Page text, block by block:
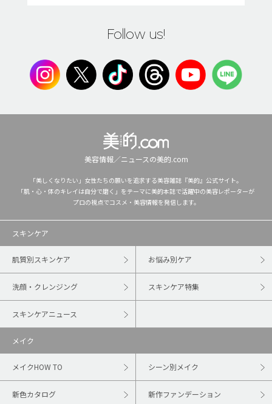
Follow us!
美容情報／ニュースの美的.com
「美しくなりたい」女性たちの願いを追求する美容雑誌『美的』公式サイト。
「肌・心・体のキレイは自分で磨く」をテーマに美的本誌で活躍中の美容レポーターが
プロの視点でコスメ・美容情報を発信します。
スキンケア
肌質別スキンケア お悩み別ケア
洗顔・クレンジング スキンケア特集
スキンケアニュース
メイク
メイクHOW TO シーン別メイク
新色カタログ 新作ファンデーション